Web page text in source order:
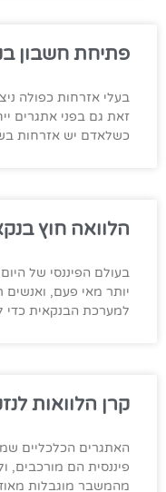
פתיחת חשבון
בעלי אזרחות כפולה
זאת גם בפני אתגרים
כשלאדם יש אזרחות
הלוואה חוץ
בעולם הפיננסי של
יותר מאי פעם, ואנשים
למערכת הבנקאית כדי
קרן הלוואות
האתגרים הכלכליים
פיננסית הם מורכבים,
מהמשבר מוגבלות